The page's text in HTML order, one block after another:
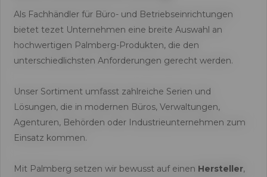
Als Fachhändler für Büro- und Betriebseinrichtungen
bietet tezet Unternehmen eine breite Auswahl an
hochwertigen Palmberg-Produkten, die den
unterschiedlichsten Anforderungen gerecht werden.
Unser Sortiment umfasst zahlreiche Serien und
Lösungen, die in modernen Büros, Verwaltungen,
Agenturen, Behörden oder Industrieunternehmen zum
Einsatz kommen.
Mit Palmberg setzen wir bewusst auf einen Hersteller,